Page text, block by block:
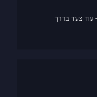
עוד צעד בדרך